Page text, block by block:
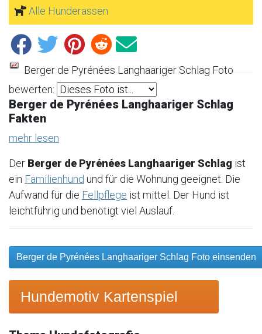
Alle Hunderassen
Berger de Pyrénées Langhaariger Schlag Foto
bewerten:
Berger de Pyrénées Langhaariger Schlag
Fakten
mehr lesen
Der Berger de Pyrénées Langhaariger Schlag ist
ein Familienhund und für die Wohnung geeignet. Die
Aufwand für die Fellpflege ist mittel. Der Hund ist
leichtführig und benötigt viel Auslauf.
Berger de Pyrénées Langhaariger Schlag Foto einsenden
Hundemotiv Kartenspiel